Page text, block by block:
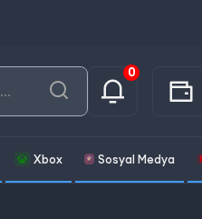
0
Xbox Sosyal Medya